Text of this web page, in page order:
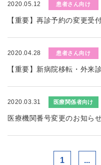
2020.05.12 患者さん向け
【重要】再診予約の変更受
2020.04.28 患者さん向け
【重要】新病院移転・外来
2020.03.31 医療関係者向け
医療機関番号変更のお知ら
1 ...